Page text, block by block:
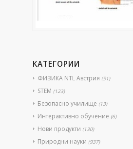
КАТЕГОРИИ
ФИЗИКА NTL Австрия (51)
STEM (123)
Безопасно училище (13)
Интерактивно обучение (6)
Нови продукти (130)
Природни науки (937)